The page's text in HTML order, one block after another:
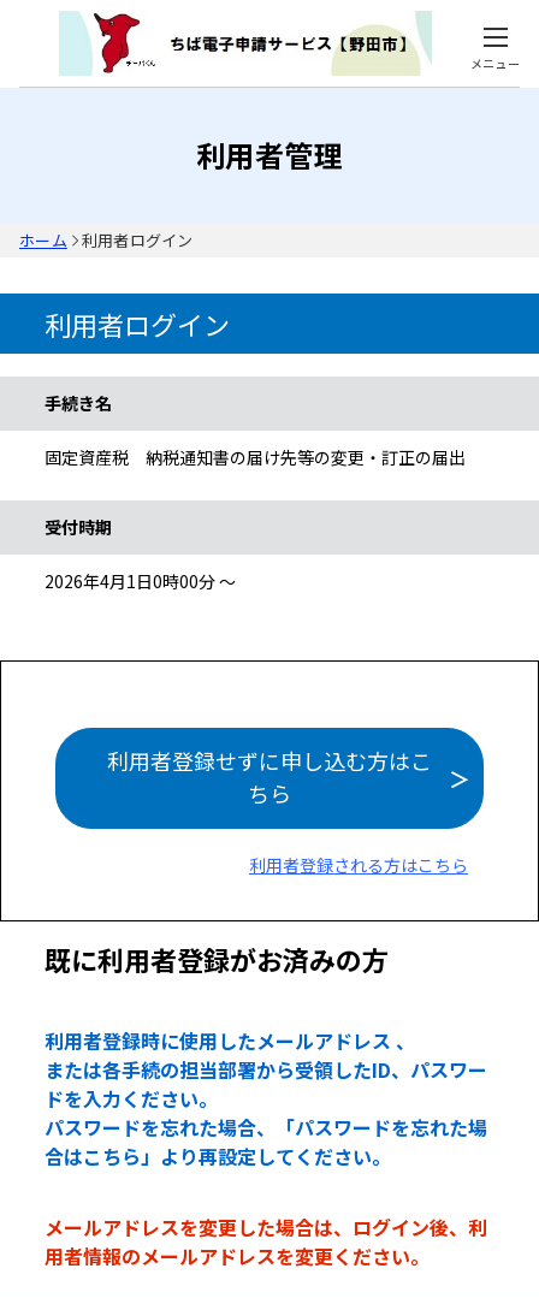
メニュー
利用者管理
ホーム 利用者ログイン
利用者ログイン
手続き名
固定資産税 納税通知書の届け先等の変更・訂正の届出
受付時期
2026年4月1日0時00分 ～
利用者登録せずに申し込む方はこ
ちら
利用者登録される方はこちら
既に利用者登録がお済みの方
利用者登録時に使用したメールアドレス 、
または各手続の担当部署から受領したID、パスワー
ドを入力ください。
パスワードを忘れた場合、「パスワードを忘れた場
合はこちら」より再設定してください。
メールアドレスを変更した場合は、ログイン後、利
用者情報のメールアドレスを変更ください。